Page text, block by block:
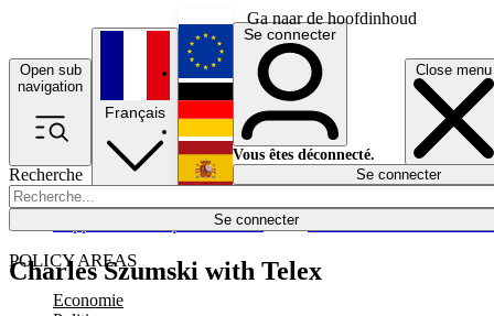
Ga naar de hoofdinhoud
Open sub
navigation
Close menu
Recherche
Se connecter
POLICY AREAS
Economie
Économie
Français
English
Deutsch
Español
Se connecter
Vous êtes déconnecté.
Se connecter
Charles Szumski with Telex